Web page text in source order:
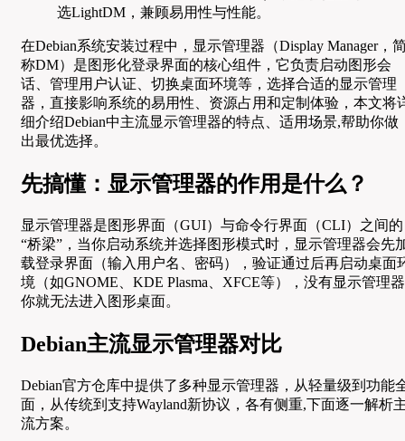
选LightDM，兼顾易用性与性能。
在Debian系统安装过程中，显示管理器（Display Manager，
称DM）是图形化登录界面的核心组件，它负责启动图形会
话、管理用户认证、切换桌面环境等，选择合适的显示管理
器，直接影响系统的易用性、资源占用和定制体验，本文将
细介绍Debian中主流显示管理器的特点、适用场景,帮助你做
出最优选择。
先搞懂：显示管理器的作用是什么？
显示管理器是图形界面（GUI）与命令行界面（CLI）之间的
“桥梁”，当你启动系统并选择图形模式时，显示管理器会先
载登录界面（输入用户名、密码），验证通过后再启动桌面
境（如GNOME、KDE Plasma、XFCE等），没有显示管理
你就无法进入图形桌面。
Debian主流显示管理器对比
Debian官方仓库中提供了多种显示管理器，从轻量级到功能
面，从传统到支持Wayland新协议，各有侧重,下面逐一解析
流方案。